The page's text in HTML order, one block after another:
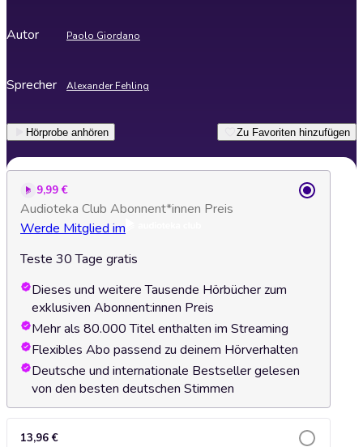
Autor Paolo Giordano
Sprecher Alexander Fehling
Hörprobe anhören Zu Favoriten hinzufügen
9,99 €
Audioteka Club Abonnent*innen Preis
Werde Mitglied im
Teste 30 Tage gratis
Dieses und weitere Tausende Hörbücher zum
exklusiven Abonnent:innen Preis
Mehr als 80.000 Titel enthalten im Streaming
Flexibles Abo passend zu deinem Hörverhalten
Deutsche und internationale Bestseller gelesen
von den besten deutschen Stimmen
13,96 €